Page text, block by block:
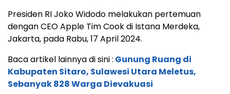
Presiden RI Joko Widodo melakukan pertemuan
dengan CEO Apple Tim Cook di Istana Merdeka,
Jakarta, pada Rabu, 17 April 2024.
Baca artikel lainnya di sini : Gunung Ruang di
Kabupaten Sitaro, Sulawesi Utara Meletus,
Sebanyak 828 Warga Dievakuasi